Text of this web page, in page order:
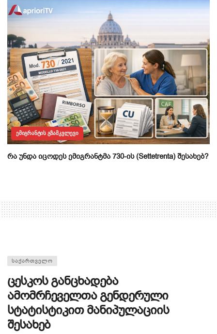
ᲔᲛᲘᲒᲠᲐᲜᲢᲘᲡ ᲒᲖᲐᲛᲙᲕᲚᲔᲕᲘ
რა უნდა იცოდეს ემიგრანტმა 730-ის (Settetrenta) შესახებ?
ᲡᲐᲥᲐᲠᲗᲕᲔᲚᲝ
ცესკოს განცხადება
ამომრჩეველთა გენდერული
სტატისტიკით მანიპულაციის
შესახებ